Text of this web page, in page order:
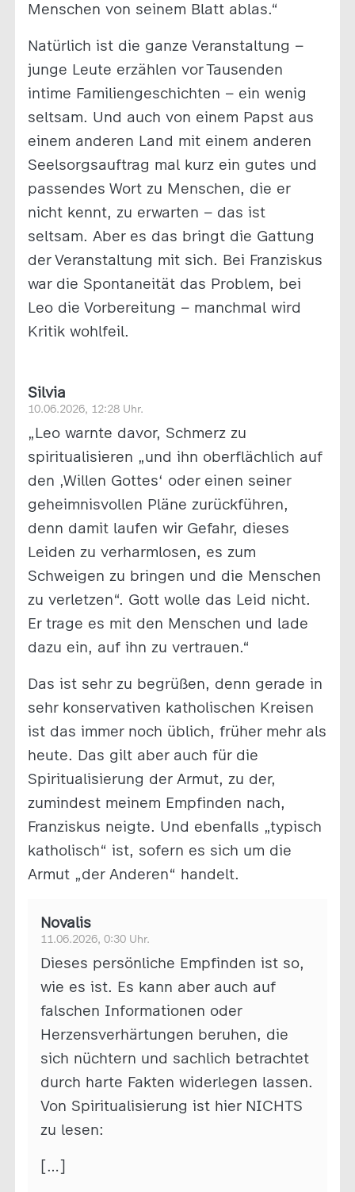
Menschen von seinem Blatt ablas.“
Natürlich ist die ganze Veranstaltung –
junge Leute erzählen vor Tausenden
intime Familiengeschichten – ein wenig
seltsam. Und auch von einem Papst aus
einem anderen Land mit einem anderen
Seelsorgsauftrag mal kurz ein gutes und
passendes Wort zu Menschen, die er
nicht kennt, zu erwarten – das ist
seltsam. Aber es das bringt die Gattung
der Veranstaltung mit sich. Bei Franziskus
war die Spontaneität das Problem, bei
Leo die Vorbereitung – manchmal wird
Kritik wohlfeil.
Silvia
10.06.2026, 12:28 Uhr.
„Leo warnte davor, Schmerz zu
spiritualisieren „und ihn oberflächlich auf
den ‚Willen Gottes‘ oder einen seiner
geheimnisvollen Pläne zurückführen,
denn damit laufen wir Gefahr, dieses
Leiden zu verharmlosen, es zum
Schweigen zu bringen und die Menschen
zu verletzen“. Gott wolle das Leid nicht.
Er trage es mit den Menschen und lade
dazu ein, auf ihn zu vertrauen.“
Das ist sehr zu begrüßen, denn gerade in
sehr konservativen katholischen Kreisen
ist das immer noch üblich, früher mehr als
heute. Das gilt aber auch für die
Spiritualisierung der Armut, zu der,
zumindest meinem Empfinden nach,
Franziskus neigte. Und ebenfalls „typisch
katholisch“ ist, sofern es sich um die
Armut „der Anderen“ handelt.
Novalis
11.06.2026, 0:30 Uhr.
Dieses persönliche Empfinden ist so,
wie es ist. Es kann aber auch auf
falschen Informationen oder
Herzensverhärtungen beruhen, die
sich nüchtern und sachlich betrachtet
durch harte Fakten widerlegen lassen.
Von Spiritualisierung ist hier NICHTS
zu lesen:
[…]